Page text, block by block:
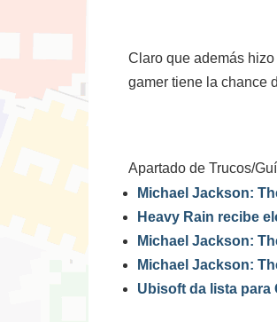
Claro que además
gamer tiene la chance
Apartado de Trucos/
Michael Jackson:
Heavy Rain recibe
Michael Jackson:
Michael Jackson:
Ubisoft da lista para